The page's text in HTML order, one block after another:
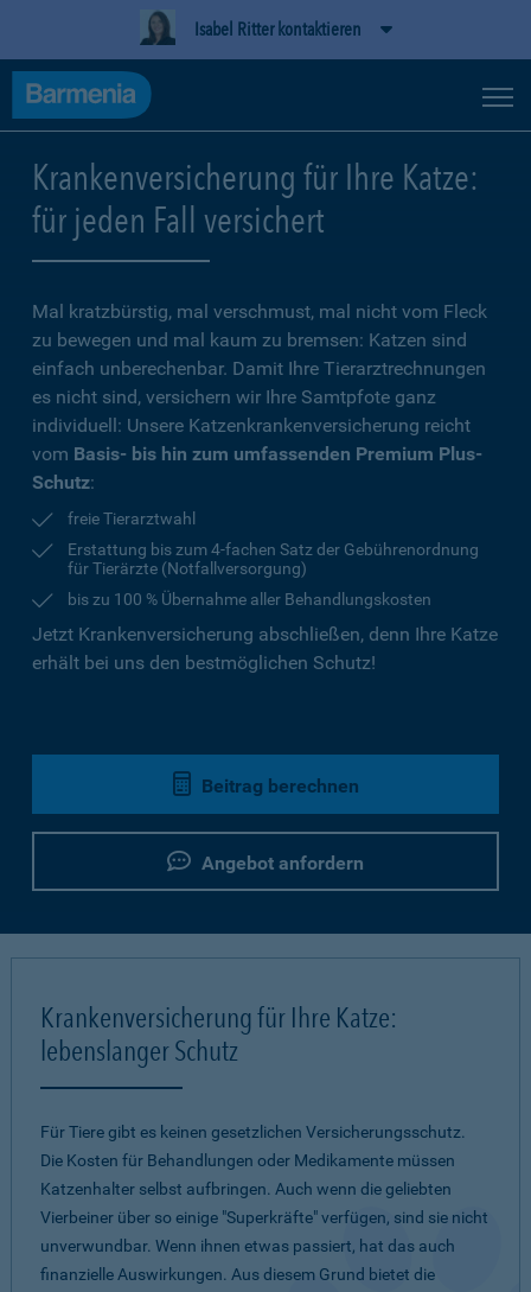
Isabel Ritter kontaktieren
Krankenversicherung für Ihre Katze:
für jeden Fall versichert
Mal kratzbürstig, mal verschmust, mal nicht vom Fleck
zu bewegen und mal kaum zu bremsen: Katzen sind
einfach unberechenbar. Damit Ihre Tierarztrechnungen
es nicht sind, versichern wir Ihre Samtpfote ganz
individuell: Unsere Katzenkrankenversicherung reicht
vom Basis- bis hin zum umfassenden Premium Plus-
Schutz:
freie Tierarztwahl
Erstattung bis zum 4-fachen Satz der Gebührenordnung
für Tierärzte (Notfallversorgung)
bis zu 100 % Übernahme aller Behandlungskosten
Jetzt Krankenversicherung abschließen, denn Ihre Katze
erhält bei uns den bestmöglichen Schutz!
Beitrag berechnen
Angebot anfordern
Krankenversicherung für Ihre Katze:
lebenslanger Schutz
Für Tiere gibt es keinen gesetzlichen Versicherungsschutz.
Die Kosten für Behandlungen oder Medikamente müssen
Katzenhalter selbst aufbringen. Auch wenn die geliebten
Vierbeiner über so einige "Superkräfte" verfügen, sind sie nicht
unverwundbar. Wenn ihnen etwas passiert, hat das auch
finanzielle Auswirkungen. Aus diesem Grund bietet die